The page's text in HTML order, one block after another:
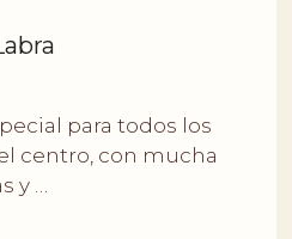
para todos los
centro, con mucha
y …